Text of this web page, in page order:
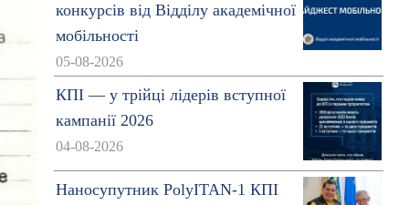
конкурсів від Відділу академічної
мобільності
05-08-2026
КПІ — у трійці лідерів вступної
кампанії 2026
04-08-2026
Наносупутник PolyITAN-1 КПІ